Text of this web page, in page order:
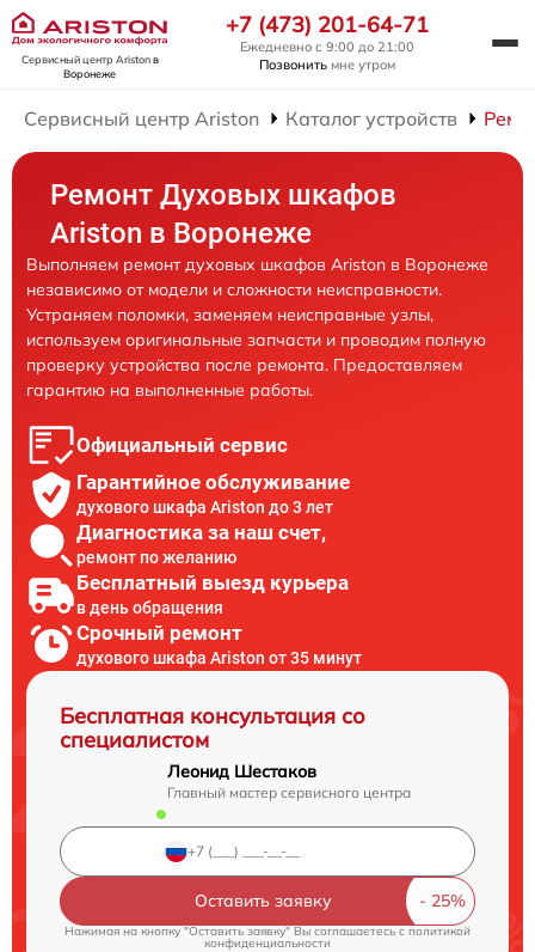
Сервисный центр Aristonв
Воронеже
+7 (473) 201-64-71
Ежедневно с 9:00 до 21:00
Позвонить мне утром
Сервисный центр Ariston Каталог устройств
Ремонт Духовых шкафов
Ariston в Воронеже
Выполняем ремонт духовых шкафов Ariston в Воронеже
независимо от модели и сложности неисправности.
Устраняем поломки, заменяем неисправные узлы,
используем оригинальные запчасти и проводим полную
проверку устройства после ремонта. Предоставляем
гарантию на выполненные работы.
Официальный сервис
Гарантийное обслуживание
духового шкафа Ariston до 3 лет
Диагностика за наш счет,
ремонт по желанию
Бесплатный выезд курьера
в день обращения
Срочный ремонт
духового шкафа Ariston от 35 минут
Бесплатная консультация со
специалистом
Леонид Шестаков
Главный мастер сервисного центра
Оставить заявку
Нажимая на кнопку "Оставить заявку" Вы соглашаетесь cполитикой
конфиденциальности